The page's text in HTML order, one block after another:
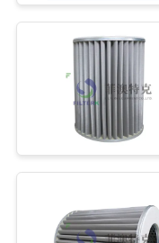
CASOS
MAPA
POLICY
gás
Filtro